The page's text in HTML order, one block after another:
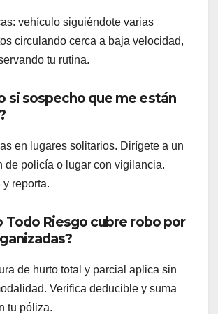
vehículo siguiéndote varias
circulando cerca a baja velocidad,
tu rutina.
si sospecho que me están
en lugares solitarios. Dirígete a un
de policía o lugar con vigilancia.
y reporta.
Todo Riesgo cubre robo por
de hurto total y parcial aplica sin
Verifica deducible y suma
tu póliza.